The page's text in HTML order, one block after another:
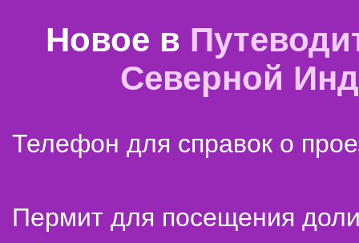
Новое в
Северной
Телефон для справок о
Пермит для посещения